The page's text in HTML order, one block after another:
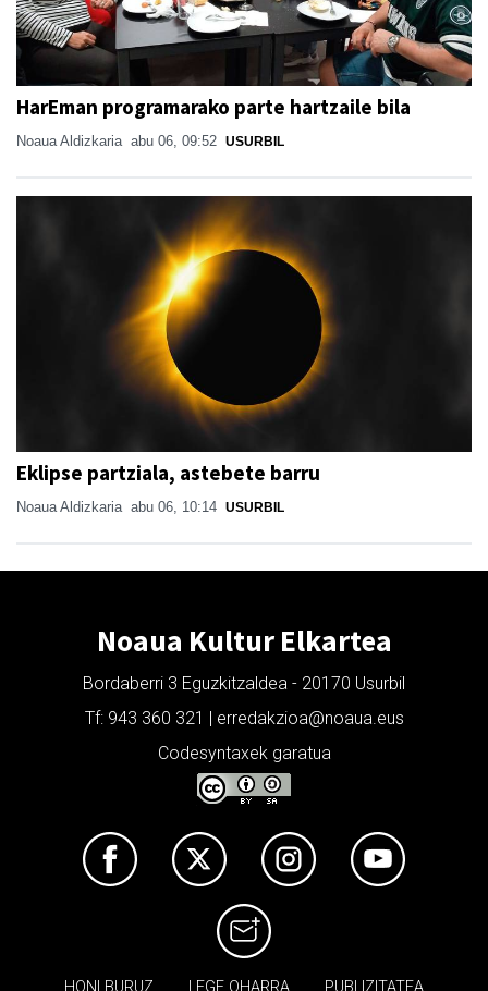
HarEman programarako parte hartzaile bila
Noaua Aldizkaria abu 06, 09:52 USURBIL
Eklipse partziala, astebete barru
Noaua Aldizkaria abu 06, 10:14 USURBIL
Noaua Kultur Elkartea
Bordaberri 3 Eguzkitzaldea - 20170 Usurbil
Tf: 943 360 321 | erredakzioa@noaua.eus
Codesyntaxek garatua